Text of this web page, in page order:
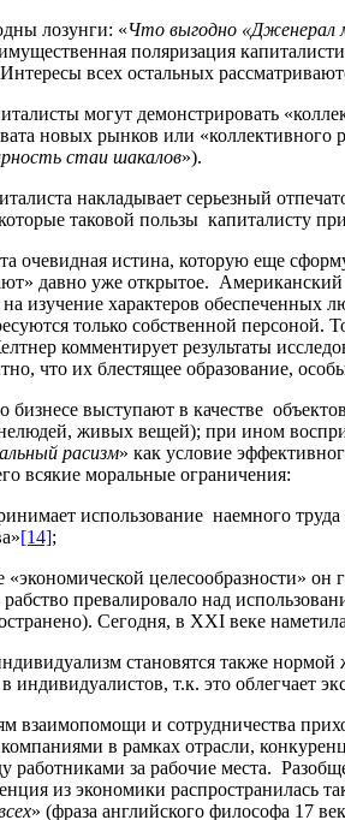
лозунги: «Что выгодно «Дженерал
поляризация
всех остальных
могут демонстрировать
новых рынков или «коллективного
стаи шакалов»).
накладывает серьезный
таковой пользы капиталисту
очевидная истина, которую еще
давно уже открытое. Американский
изучение характеров
только собственной
комментирует результаты
что их блестящее образование,
бизнесе выступают в качестве
живых вещей); при ином
расизм» как условие
всякие моральные ограничения:
использование наемного
[14];
целесообразности» он
превалировало над
Сегодня, в XXI веке
становятся также
индивидуалистов, т.к. это облегчает
взаимопомощи и сотрудничества
в рамках отрасли,
работниками за рабочие места.
из экономики распространилась
» (фраза английского философа 17